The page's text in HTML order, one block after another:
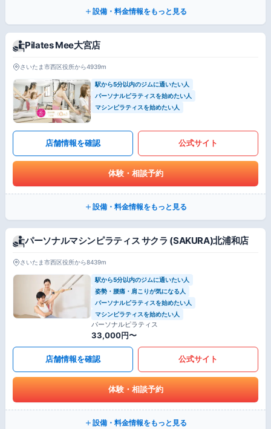
設備・料金情報をもっと見る
Pilates Mee大宮店
さいたま市西区役所から4939m
駅から5分以内のジムに通いたい人
パーソナルピラティスを始めたい人
マシンピラティスを始めたい人
店舗情報を確認 公式サイト
体験・相談予約
設備・料金情報をもっと見る
パーソナルマシンピラティス サクラ (SAKURA)北浦和店
さいたま市西区役所から8439m
駅から5分以内のジムに通いたい人
姿勢・腰痛・肩こりが気になる人
パーソナルピラティスを始めたい人
マシンピラティスを始めたい人
パーソナルピラティス
33,000円〜
店舗情報を確認 公式サイト
体験・相談予約
設備・料金情報をもっと見る